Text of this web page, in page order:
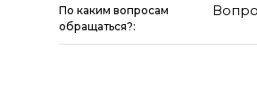
По каким вопросам
обращаться?: